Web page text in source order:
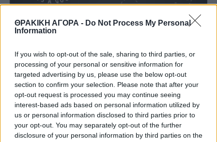
ΘΡΑΚΙΚΗ ΑΓΟΡΑ - Do Not Process My Personal
Information
If you wish to opt-out of the sale, sharing to third parties, or
processing of your personal or sensitive information for
targeted advertising by us, please use the below opt-out
section to confirm your selection. Please note that after your
opt-out request is processed you may continue seeing
interest-based ads based on personal information utilized by
us or personal information disclosed to third parties prior to
your opt-out. You may separately opt-out of the further
disclosure of your personal information by third parties on the
youtube